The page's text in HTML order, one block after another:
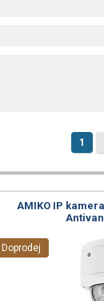
1
AMIKO IP
Doprodej